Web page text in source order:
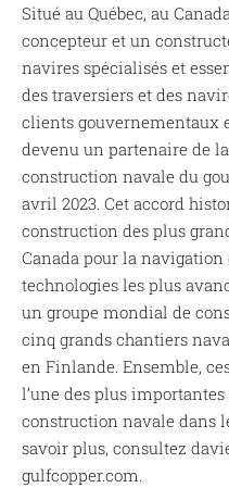
Situé au Québec, au
concepteur et un
navires spécialisés et
des traversiers et des
clients gouvernementaux
devenu un partenaire de
construction navale du
avril 2023. Cet accord
construction des plus
Canada pour la navigation
technologies les plus
un groupe mondial de
cinq grands chantiers
en Finlande. Ensemble,
l’une des plus
construction navale dans
savoir plus, consultez
gulfcopper.com.